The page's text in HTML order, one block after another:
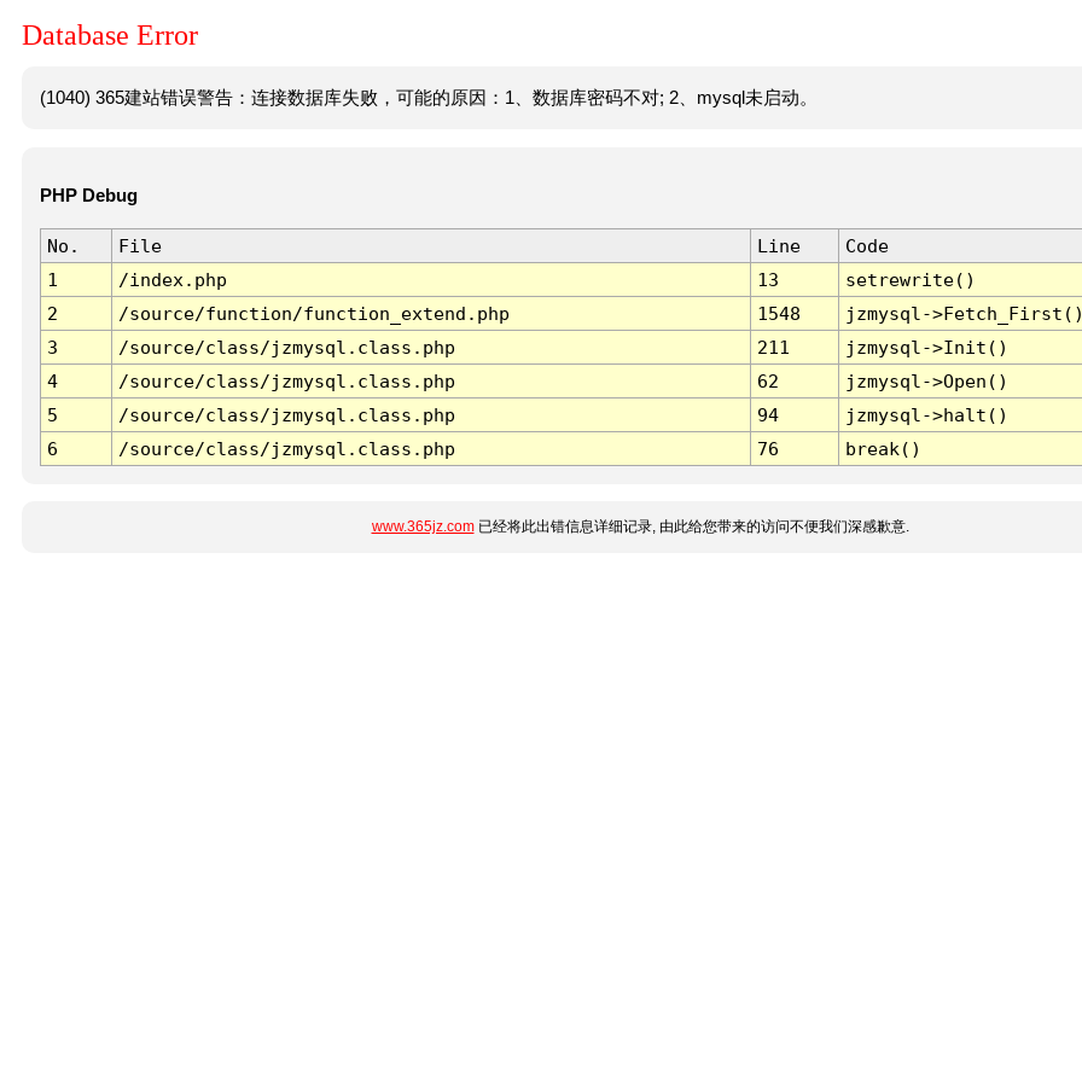
Database Error
(1040) 365建站错误警告：连接数据库失败，可能的原因：1、数据库密码不对; 2、mysql未启动。
PHP Debug
No. File Line
Code
1
/index.php 13
setrewrite()
2
/source/function/function_extend.php 1548
jzmysql-
3
/source/class/jzmysql.class.php 211
jzmysql->Init()
4
/source/class/jzmysql.class.php 62
jzmysql->Open()
5
/source/class/jzmysql.class.php 94
jzmysql->halt()
6
/source/class/jzmysql.class.php 76 break()
www.365jz.com已经将此出错信息详细记录, 由此给您带来的访问不便我们深感歉意.